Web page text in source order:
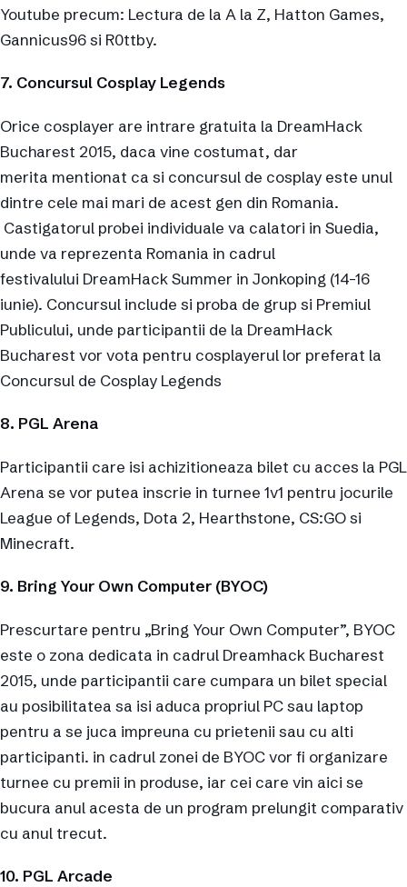
Youtube precum: Lectura de la A la Z, Hatton Games,
Gannicus96 si R0ttby.
7. Concursul Cosplay Legends
Orice cosplayer are intrare gratuita la DreamHack
Bucharest 2015, daca vine costumat, dar
merita mentionat ca si concursul de cosplay este unul
dintre cele mai mari de acest gen din Romania.
Castigatorul probei individuale va calatori in Suedia,
unde va reprezenta Romania in cadrul
festivalului DreamHack Summer in Jonkoping (14-16
iunie). Concursul include si proba de grup si Premiul
Publicului, unde participantii de la DreamHack
Bucharest vor vota pentru cosplayerul lor preferat la
Concursul de Cosplay Legends
8. PGL Arena
Participantii care isi achizitioneaza bilet cu acces la PGL
Arena se vor putea inscrie in turnee 1v1 pentru jocurile
League of Legends, Dota 2, Hearthstone, CS:GO si
Minecraft.
9. Bring Your Own Computer (BYOC)
Prescurtare pentru „Bring Your Own Computer”, BYOC
este o zona dedicata in cadrul Dreamhack Bucharest
2015, unde participantii care cumpara un bilet special
au posibilitatea sa isi aduca propriul PC sau laptop
pentru a se juca impreuna cu prietenii sau cu alti
participanti. in cadrul zonei de BYOC vor fi organizare
turnee cu premii in produse, iar cei care vin aici se
bucura anul acesta de un program prelungit comparativ
cu anul trecut.
10. PGL Arcade